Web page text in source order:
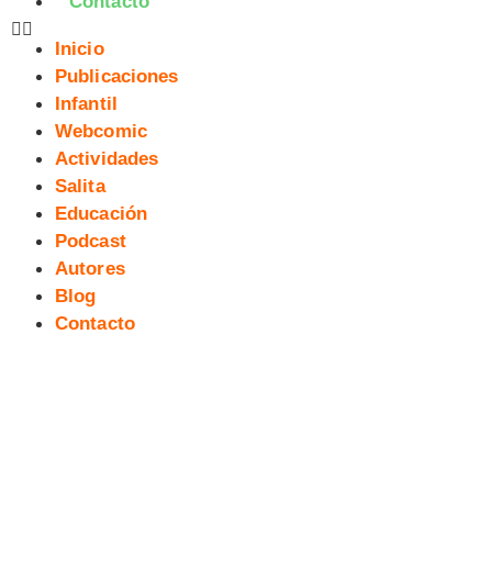
Inicio
Publicaciones
Infantil
Webcomic
Actividades
Salita
Educación
Podcast
Autores
Blog
Contacto